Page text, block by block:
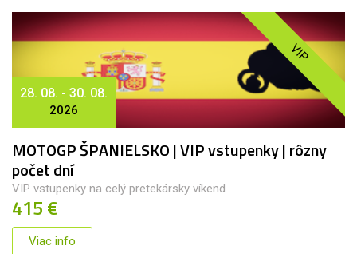
VIP
28. 08. - 30. 08.
2026
MOTOGP ŠPANIELSKO | VIP vstupenky | rôzny
počet dní
VIP vstupenky na celý pretekársky víkend
415 €
Viac info